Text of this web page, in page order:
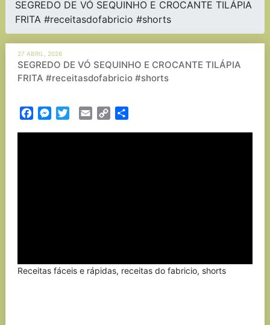
SEGREDO DE VÓ SEQUINHO E CROCANTE TILÁPIA
FRITA #receitasdofabricio #shorts
27 ABRIL, 2026
SEGREDO DE VÓ SEQUINHO E CROCANTE TILÁPIA
FRITA #receitasdofabricio #shorts
FacebookMessenger
TwitterEmail Copy
Receitas fáceis e rápidas, receitas do fabricio, shorts